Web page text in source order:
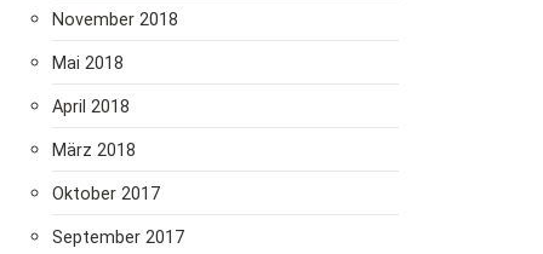
November 2018
Mai 2018
April 2018
März 2018
Oktober 2017
September 2017